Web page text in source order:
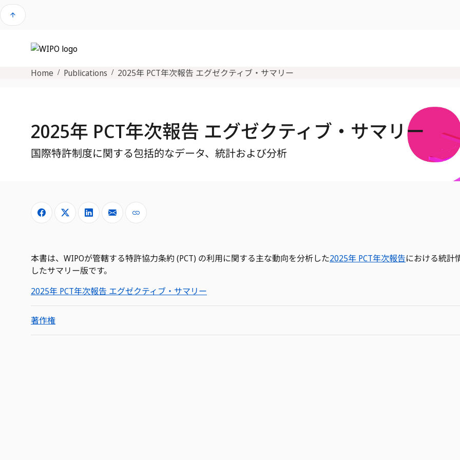
arrow_upward
Home Publications 2025年 PCT年次報告 エグゼクティブ・サマリー
2025年 PCT年次報告 エグゼクティブ・サマリー
国際特許制度に関する包括的なデータ、統計および分析
本書は、WIPOが管轄する特許協力条約 (PCT) の利用に関する主な動向を分析した2025年 PCT年次報告における統計
したサマリー版です。
2025年 PCT年次報告 エグゼクティブ・サマリー
著作権